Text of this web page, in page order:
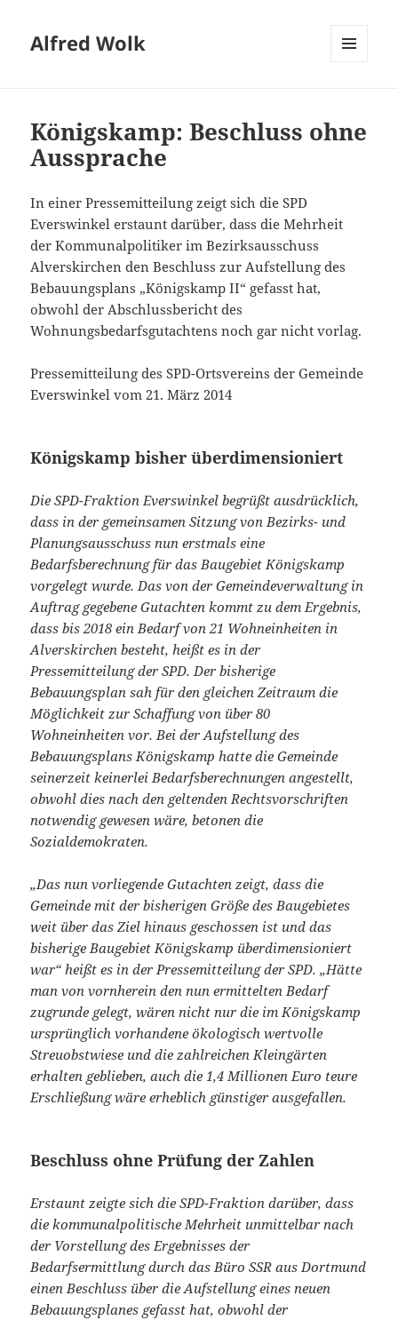
Alfred Wolk
Königskamp: Beschluss ohne
Aussprache
In einer Pressemitteilung zeigt sich die SPD
Everswinkel erstaunt darüber, dass die Mehrheit
der Kommunalpolitiker im Bezirksausschuss
Alverskirchen den Beschluss zur Aufstellung des
Bebauungsplans „Königskamp II“ gefasst hat,
obwohl der Abschlussbericht des
Wohnungsbedarfsgutachtens noch gar nicht vorlag.
Pressemitteilung des SPD-Ortsvereins der Gemeinde
Everswinkel vom 21. März 2014
Königskamp bisher überdimensioniert
Die SPD-Fraktion Everswinkel begrüßt ausdrücklich,
dass in der gemeinsamen Sitzung von Bezirks- und
Planungsausschuss nun erstmals eine
Bedarfsberechnung für das Baugebiet Königskamp
vorgelegt wurde. Das von der Gemeindeverwaltung in
Auftrag gegebene Gutachten kommt zu dem Ergebnis,
dass bis 2018 ein Bedarf von 21 Wohneinheiten in
Alverskirchen besteht, heißt es in der
Pressemitteilung der SPD. Der bisherige
Bebauungsplan sah für den gleichen Zeitraum die
Möglichkeit zur Schaffung von über 80
Wohneinheiten vor. Bei der Aufstellung des
Bebauungsplans Königskamp hatte die Gemeinde
seinerzeit keinerlei Bedarfsberechnungen angestellt,
obwohl dies nach den geltenden Rechtsvorschriften
notwendig gewesen wäre, betonen die
Sozialdemokraten.
„Das nun vorliegende Gutachten zeigt, dass die
Gemeinde mit der bisherigen Größe des Baugebietes
weit über das Ziel hinaus geschossen ist und das
bisherige Baugebiet Königskamp überdimensioniert
war“ heißt es in der Pressemitteilung der SPD. „Hätte
man von vornherein den nun ermittelten Bedarf
zugrunde gelegt, wären nicht nur die im Königskamp
ursprünglich vorhandene ökologisch wertvolle
Streuobstwiese und die zahlreichen Kleingärten
erhalten geblieben, auch die 1,4 Millionen Euro teure
Erschließung wäre erheblich günstiger ausgefallen.
Beschluss ohne Prüfung der Zahlen
Erstaunt zeigte sich die SPD-Fraktion darüber, dass
die kommunalpolitische Mehrheit unmittelbar nach
der Vorstellung des Ergebnisses der
Bedarfsermittlung durch das Büro SSR aus Dortmund
einen Beschluss über die Aufstellung eines neuen
Bebauungsplanes gefasst hat, obwohl der